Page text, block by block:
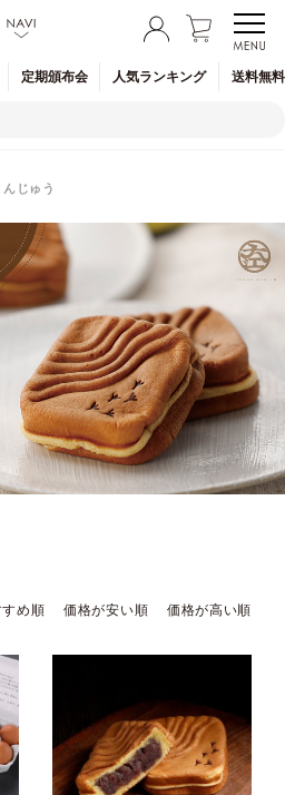
定期頒布会 人気ランキング 送料無
んじゅう
んじゅう
すめ順 価格が安い順 価格が高い順